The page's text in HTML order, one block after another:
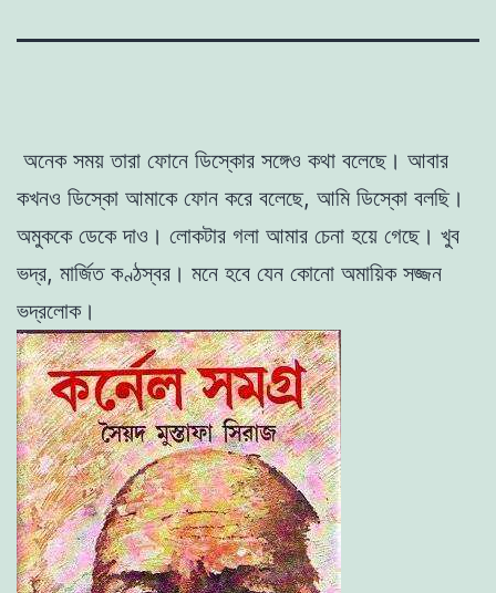
অনেক সময় তারা ফোনে ডিস্কোর সঙ্গেও কথা বলেছে। আবার
কখনও ডিস্কো আমাকে ফোন করে বলেছে, আমি ডিস্কো বলছি।
অমুককে ডেকে দাও। লােকটার গলা আমার চেনা হয়ে গেছে। খুব
ভদ্র, মার্জিত কণ্ঠস্বর। মনে হবে যেন কোনাে অমায়িক সজ্জন
ভদ্রলােক।